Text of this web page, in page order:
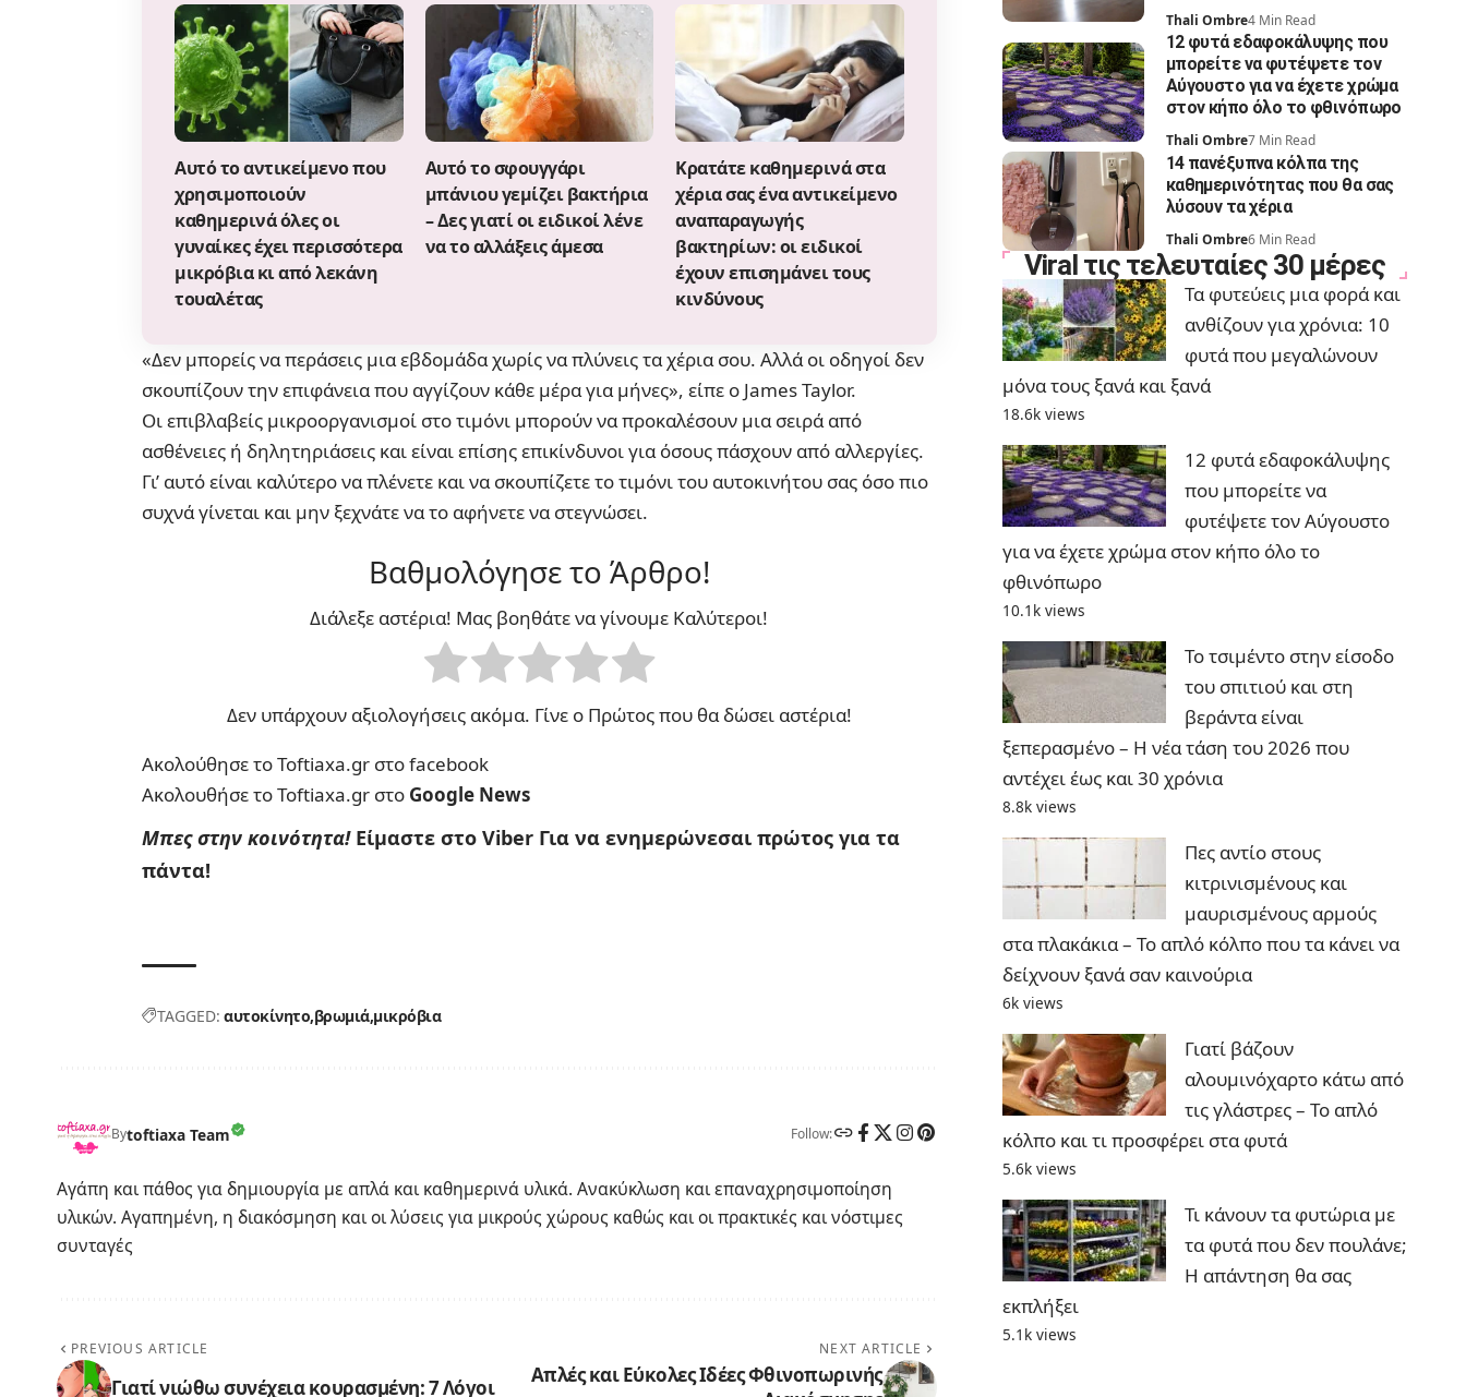
Αυτό το αντικείμενο που
χρησιμοποιούν
καθημερινά όλες οι
γυναίκες έχει περισσότερα
μικρόβια κι από λεκάνη
τουαλέτας
Αυτό το σφουγγάρι
μπάνιου γεμίζει βακτήρια
– Δες γιατί οι ειδικοί λένε
να το αλλάξεις άμεσα
Κρατάτε καθημερινά στα
χέρια σας ένα αντικείμενο
αναπαραγωγής
βακτηρίων: οι ειδικοί
έχουν επισημάνει τους
κινδύνους
«Δεν μπορείς να περάσεις μια εβδομάδα χωρίς να πλύνεις τα χέρια σου. Αλλά οι οδηγοί δεν
σκουπίζουν την επιφάνεια που αγγίζουν κάθε μέρα για μήνες», είπε ο James Taylor.
Οι επιβλαβείς μικροοργανισμοί στο τιμόνι μπορούν να προκαλέσουν μια σειρά από
ασθένειες ή δηλητηριάσεις και είναι επίσης επικίνδυνοι για όσους πάσχουν από αλλεργίες.
Γι’ αυτό είναι καλύτερο να πλένετε και να σκουπίζετε το τιμόνι του αυτοκινήτου σας όσο πιο
συχνά γίνεται και μην ξεχνάτε να το αφήνετε να στεγνώσει.
Βαθμολόγησε το Άρθρο!
Διάλεξε αστέρια! Μας βοηθάτε να γίνουμε Καλύτεροι!
Δεν υπάρχουν αξιολογήσεις ακόμα. Γίνε ο Πρώτος που θα δώσει αστέρια!
Ακολούθησε το Toftiaxa.gr στοfacebook
Ακολουθήσε το Toftiaxa.gr στο Google News
Μπες στην κοινότητα! Είμαστε στο Viber Για να ενημερώνεσαι πρώτος για τα
πάντα!
TAGGED: αυτοκίνητο βρωμιά μικρόβια
Bytoftiaxa Team Follow:
Αγάπη και πάθος για δημιουργία με απλά και καθημερινά υλικά. Ανακύκλωση και επαναχρησιμοποίηση
υλικών. Αγαπημένη, η διακόσμηση και οι λύσεις για μικρούς χώρους καθώς και οι πρακτικές και νόστιμες
συνταγές
PREVIOUS ARTICLE
Γιατί νιώθω συνέχεια κουρασμένη: 7 Λόγοι
NEXT ARTICLE
Απλές και Εύκολες Ιδέες Φθινοπωρινής
Thali Ombre4 Min Read
12 φυτά εδαφοκάλυψης που
μπορείτε να φυτέψετε τον
Αύγουστο για να έχετε χρώμα
στον κήπο όλο το φθινόπωρο
Thali Ombre7 Min Read
14 πανέξυπνα κόλπα της
καθημερινότητας που θα σας
λύσουν τα χέρια
Thali Ombre6 Min Read
Viral τις τελευταίες 30 μέρες
Τα φυτεύεις μια φορά και
ανθίζουν για χρόνια: 10
φυτά που μεγαλώνουν
μόνα τους ξανά και ξανά
18.6k views
12 φυτά εδαφοκάλυψης
που μπορείτε να
φυτέψετε τον Αύγουστο
για να έχετε χρώμα στον κήπο όλο το
φθινόπωρο
10.1k views
Το τσιμέντο στην είσοδο
του σπιτιού και στη
βεράντα είναι
ξεπερασμένο – Η νέα τάση του 2026 που
αντέχει έως και 30 χρόνια
8.8k views
Πες αντίο στους
κιτρινισμένους και
μαυρισμένους αρμούς
στα πλακάκια – Το απλό κόλπο που τα κάνει να
δείχνουν ξανά σαν καινούρια
6k views
Γιατί βάζουν
αλουμινόχαρτο κάτω από
τις γλάστρες – Το απλό
κόλπο και τι προσφέρει στα φυτά
5.6k views
Τι κάνουν τα φυτώρια με
τα φυτά που δεν πουλάνε;
Η απάντηση θα σας
εκπλήξει
5.1k views